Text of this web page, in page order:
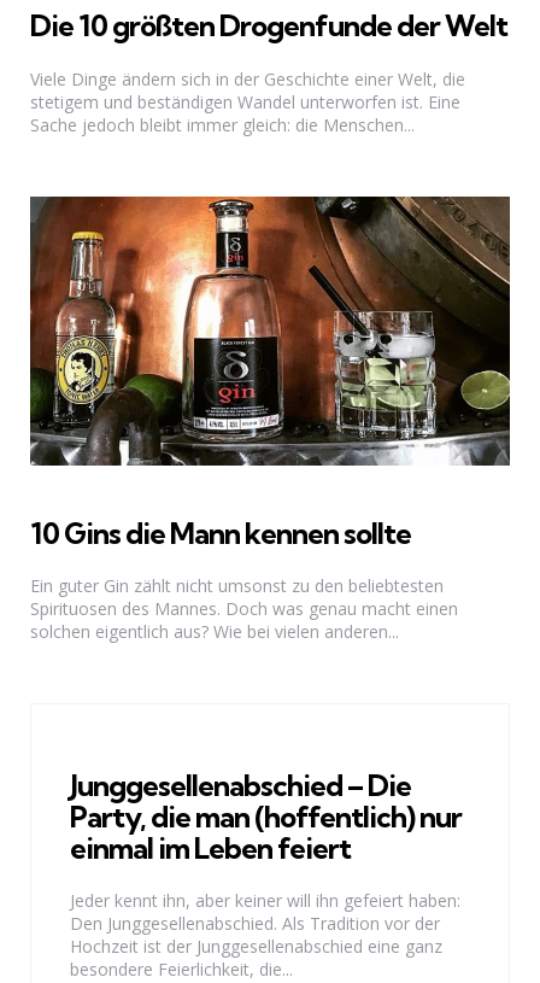
Die 10 größten Drogenfunde der Welt
Viele Dinge ändern sich in der Geschichte einer Welt, die
stetigem und beständigen Wandel unterworfen ist. Eine
Sache jedoch bleibt immer gleich: die Menschen...
10 Gins die Mann kennen sollte
Ein guter Gin zählt nicht umsonst zu den beliebtesten
Spirituosen des Mannes. Doch was genau macht einen
solchen eigentlich aus? Wie bei vielen anderen...
Junggesellenabschied – Die
Party, die man (hoffentlich) nur
einmal im Leben feiert
Jeder kennt ihn, aber keiner will ihn gefeiert haben:
Den Junggesellenabschied. Als Tradition vor der
Hochzeit ist der Junggesellenabschied eine ganz
besondere Feierlichkeit, die...